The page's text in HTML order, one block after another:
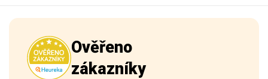
Ověřeno
zákazníky